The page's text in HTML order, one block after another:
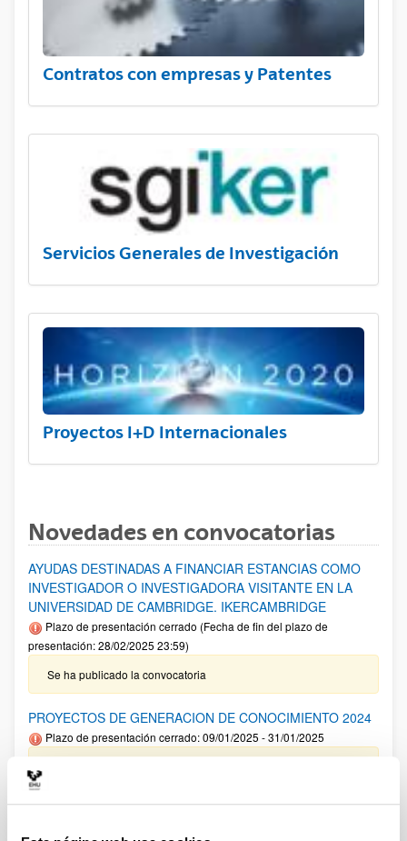
Contratos con empresas y Patentes
Servicios Generales de Investigación
Proyectos I+D Internacionales
Novedades en convocatorias
AYUDAS DESTINADAS A FINANCIAR ESTANCIAS COMO
INVESTIGADOR O INVESTIGADORA VISITANTE EN LA
UNIVERSIDAD DE CAMBRIDGE. IKERCAMBRIDGE
Plazo de presentación cerrado (Fecha de fin del plazo de
presentación: 28/02/2025 23:59)
Se ha publicado la convocatoria
PROYECTOS DE GENERACION DE CONOCIMIENTO 2024
Plazo de presentación cerrado: 09/01/2025 - 31/01/2025